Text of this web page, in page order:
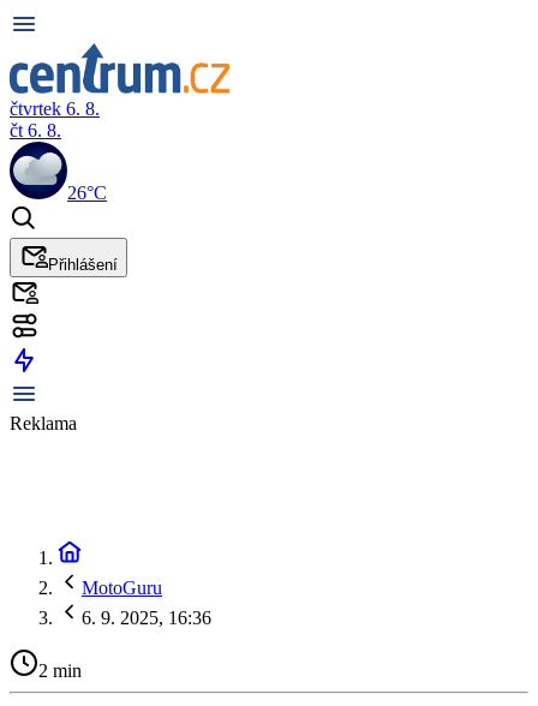
čtvrtek 6. 8.
čt 6. 8.
26°C
Přihlášení
Reklama
MotoGuru
6. 9. 2025, 16:36
2 min